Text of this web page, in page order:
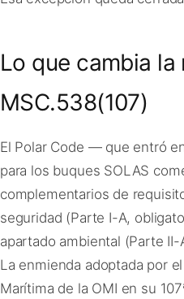
Lo que cambia la
MSC.538(107)
El Polar Code — que entró
para los buques SOLAS
complementarios de
seguridad (Parte I-A,
apartado ambiental (Parte
La enmienda adoptada por
Marítima de la OMI en su